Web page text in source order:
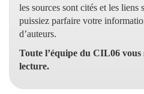
les sources sont cités et les
puissiez parfaire votre
d’auteurs.
Toute l’équipe du CIL06
lecture.